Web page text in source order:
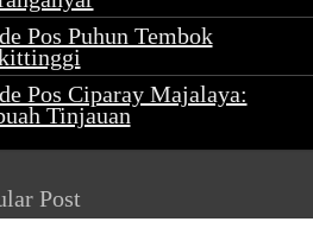
Pos Puhun Tembok
Pos Ciparay Majalaya:
Tinjauan
Post